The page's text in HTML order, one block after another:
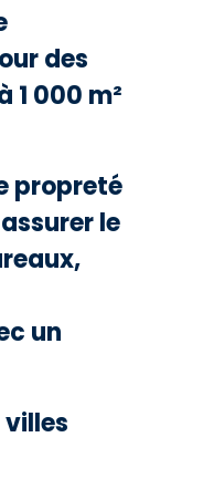
des
1 000 m²
propreté
le
un
villes